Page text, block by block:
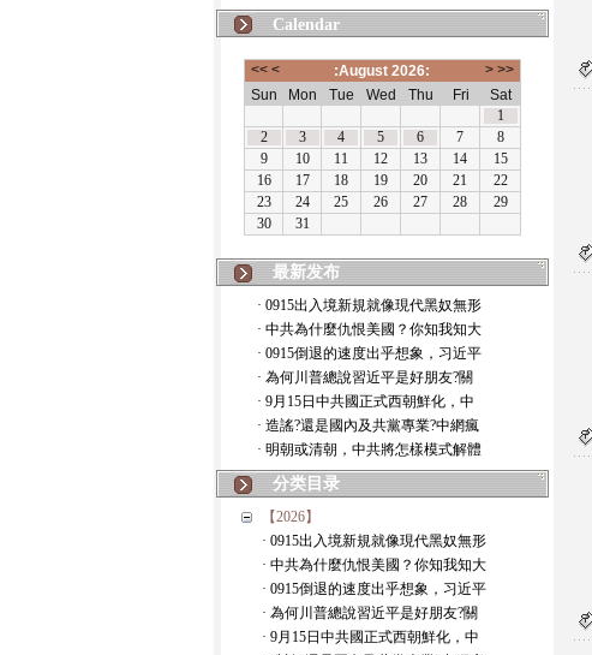
Calendar
最新发布
· 0915出入境新規就像現代黑奴無形
· 中共為什麼仇恨美國？你知我知大
· 0915倒退的速度出乎想象，习近平
· 為何川普總說習近平是好朋友?關
· 9月15日中共國正式西朝鮮化，中
· 造謠?還是國內及共黨專業?中網瘋
· 明朝或清朝，中共將怎樣模式解體
分类目录
【2026】
· 0915出入境新規就像現代黑奴無形
· 中共為什麼仇恨美國？你知我知大
· 0915倒退的速度出乎想象，习近平
· 為何川普總說習近平是好朋友?關
· 9月15日中共國正式西朝鮮化，中